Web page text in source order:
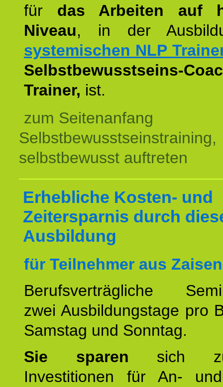
für das Arbeiten auf
Niveau, in der
systemischen NLP
Selbstbewusstseins-
Trainer, ist.
zum Seitenanfang
Selbstbewusstseinstraining,
selbstbewusst auftreten
Erhebliche Kosten- und
Zeitersparnis durch
Ausbildung
für Teilnehmer aus
Berufsverträgliche
zwei Ausbildungstage pro
Samstag und Sonntag.
Sie sparen sich
Investitionen für An-